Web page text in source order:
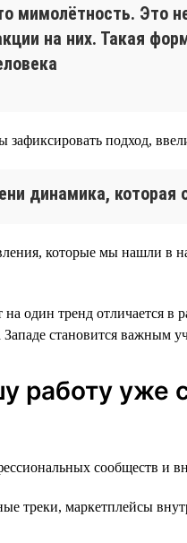
мимолётность. Это
на них. Такая
подход,
динамика,
которые мы нашли в
один тренд
становится важным
работу уже
сообществ и
треки, маркетплейсы